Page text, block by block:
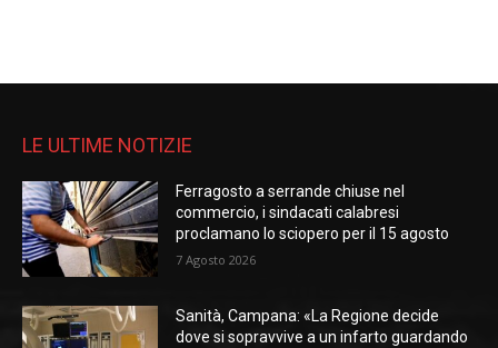
LE ULTIME NOTIZIE
Ferragosto a serrande chiuse nel
commercio, i sindacati calabresi
proclamano lo sciopero per il 15 agosto
7 Agosto 2026
Sanità, Campana: «La Regione decide
dove si sopravvive a un infarto guardando